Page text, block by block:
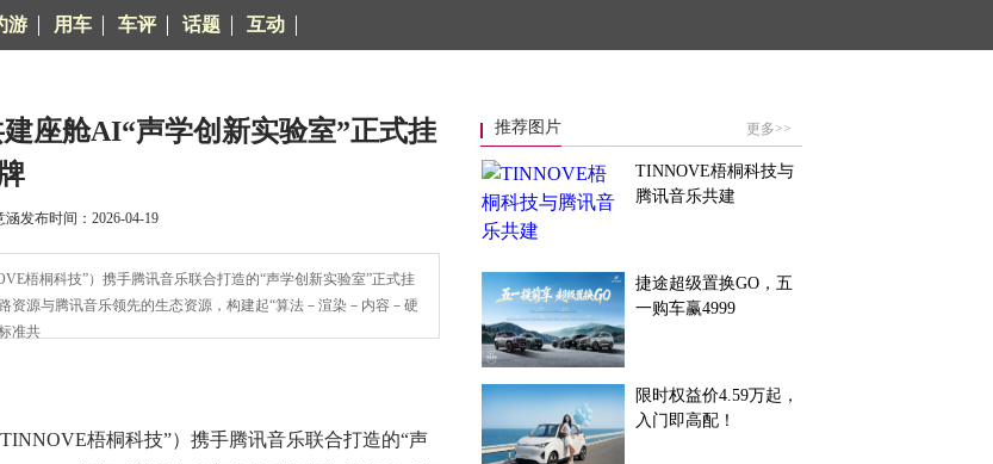
游 用车 车评 话题 互动
座舱AI“声学创新实验室”正式挂
发布时间：2026-04-19
梧桐科技”）携手腾讯音乐联合打造的“声学创新实验室”正式挂
源与腾讯音乐领先的生态资源，构建起“算法－渲染－内容－硬
准共
梧桐科技”）携手腾讯音乐联合打造的“声
推荐图片 更多>>
TINNOVE梧桐科技与
腾讯音乐共建
捷途超级置换GO，五
一购车赢4999
限时权益价4.59万起，
入门即高配！